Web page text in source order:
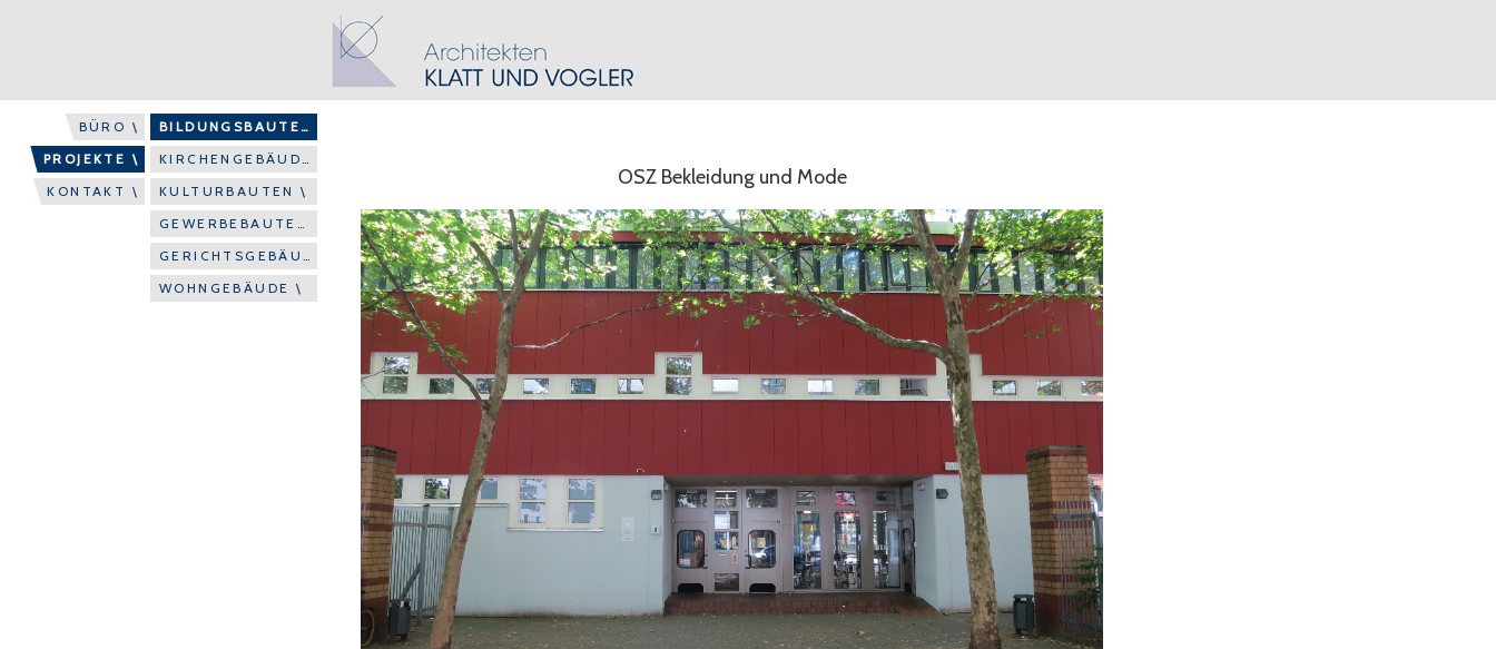
BÜRO \
PROJEKTE \
BILDUNGSBAUTEN \
KIRCHENGEBÄUDE \
KULTURBAUTEN \
GEWERBEBAUTEN \
GERICHTSGEBÄUDE \
WOHNGEBÄUDE \
KONTAKT \
OSZ Bekleidung und Mode